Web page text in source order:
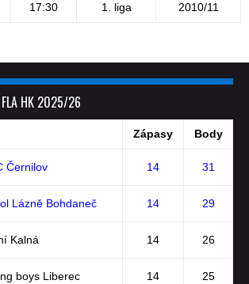
17:30 1. liga 2010/11
FLA HK 2025/26
Zápasy Body
Černilov 14 31
Lázně Bohdaneč 14 29
Kalná 14 26
boys Liberec 14 25